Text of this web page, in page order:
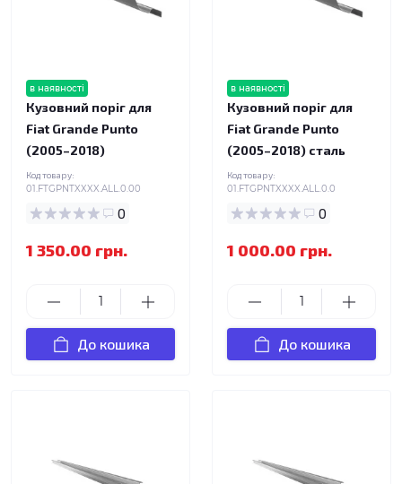
в наявності
Кузовний поріг для
Fiat Grande Punto
(2005–2018)
Код товару:
01.FTGPNTXXXX.ALL.0.00
0
1 350.00 грн.
До кошика
в наявності
Кузовний поріг для
Fiat Grande Punto
(2005–2018) сталь
Код товару:
01.FTGPNTXXXX.ALL.0.0
0
1 000.00 грн.
До кошика